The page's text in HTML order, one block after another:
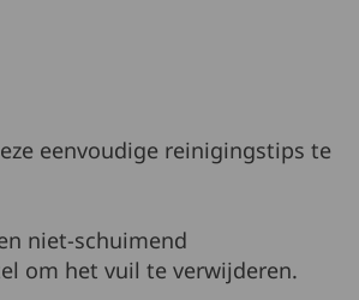
eenvoudige reinigingstips te
niet-schuimend
om het vuil te verwijderen.